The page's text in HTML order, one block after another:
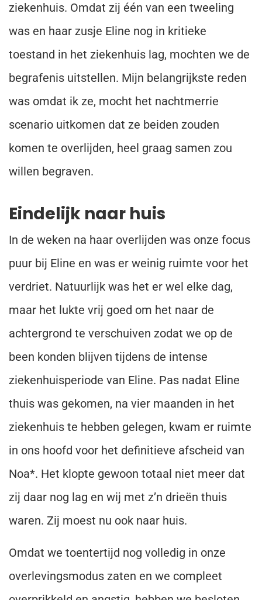
ziekenhuis. Omdat zij één van een tweeling
was en haar zusje Eline nog in kritieke
toestand in het ziekenhuis lag, mochten we de
begrafenis uitstellen. Mijn belangrijkste reden
was omdat ik ze, mocht het nachtmerrie
scenario uitkomen dat ze beiden zouden
komen te overlijden, heel graag samen zou
willen begraven.
Eindelijk naar huis
In de weken na haar overlijden was onze focus
puur bij Eline en was er weinig ruimte voor het
verdriet. Natuurlijk was het er wel elke dag,
maar het lukte vrij goed om het naar de
achtergrond te verschuiven zodat we op de
been konden blijven tijdens de intense
ziekenhuisperiode van Eline. Pas nadat Eline
thuis was gekomen, na vier maanden in het
ziekenhuis te hebben gelegen, kwam er ruimte
in ons hoofd voor het definitieve afscheid van
Noa*. Het klopte gewoon totaal niet meer dat
zij daar nog lag en wij met z’n drieën thuis
waren. Zij moest nu ook naar huis.
Omdat we toentertijd nog volledig in onze
overlevingsmodus zaten en we compleet